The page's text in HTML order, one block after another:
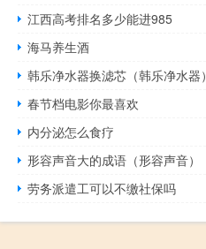
江西高考排名多少能进985
海马养生酒
韩乐净水器换滤芯（韩乐净水器）
春节档电影你最喜欢
内分泌怎么食疗
形容声音大的成语（形容声音）
劳务派遣工可以不缴社保吗